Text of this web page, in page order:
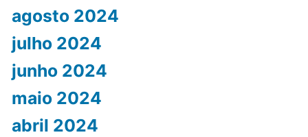
agosto 2024
julho 2024
junho 2024
maio 2024
abril 2024